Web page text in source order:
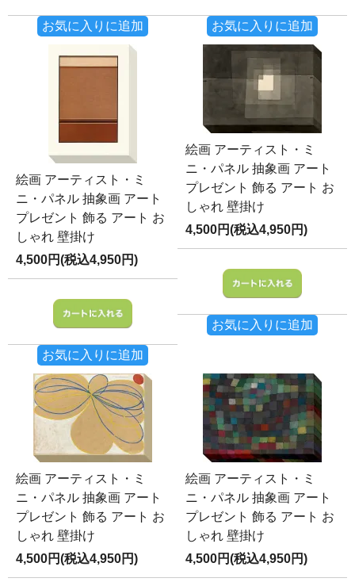
お気に入りに追加 お気に入りに追加
絵画 アーティスト・ミ
ニ・パネル 抽象画 アート
プレゼント 飾る アート お
しゃれ 壁掛け
4,500円(税込4,950円)
お気に入りに追加
絵画 アーティスト・ミ
ニ・パネル 抽象画 アート
プレゼント 飾る アート お
しゃれ 壁掛け
4,500円(税込4,950円)
お気に入りに追加
絵画 アーティスト・ミ
ニ・パネル 抽象画 アート
プレゼント 飾る アート お
しゃれ 壁掛け
4,500円(税込4,950円)
絵画 アーティスト・ミ
ニ・パネル 抽象画 アート
プレゼント 飾る アート お
しゃれ 壁掛け
4,500円(税込4,950円)